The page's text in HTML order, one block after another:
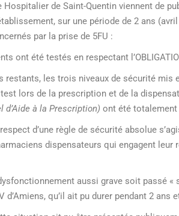
de Saint-Quentin viennent de
sur une période de 2 ans
par la prise de 5FU :
ont été testés en respectant
restants, les trois niveaux de sécurité mis
lors de la prescription et de la
d’Aide à la Prescription) ont été
d’une règle de sécurité absolue
dispensateurs qui engagent
aussi grave soit passé «
d’Amiens, qu’il ait pu durer pendant 2 ans